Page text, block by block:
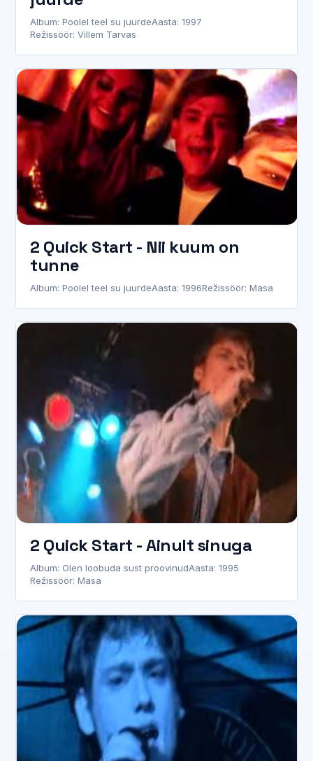
Album: Poolel teel su juurdeAasta: 1997
Režissöör: Villem Tarvas
2 Quick Start - Nii kuum on
tunne
Album: Poolel teel su juurdeAasta: 1996Režissöör: Masa
2 Quick Start - Ainult sinuga
Album: Olen loobuda sust proovinudAasta: 1995
Režissöör: Masa